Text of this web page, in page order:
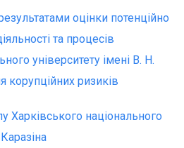
оцінки потенційно
та процесів
університету імені В. Н.
корупційних ризиків
Харківського національного